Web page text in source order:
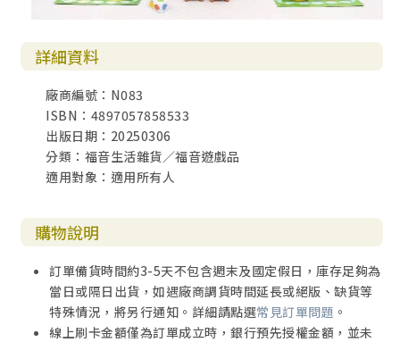
詳細資料
廠商編號：N083
ISBN：4897057858533
出版日期：20250306
分類：福音生活雜貨／福音遊戲品
適用對象：適用所有人
購物說明
訂單備貨時間約3-5天不包含週末及國定假日，庫存足夠為
當日或隔日出貨，如遇廠商調貨時間延長或絕版、缺貨等
特殊情況，將另行通知。詳細請點選常見訂單問題 。
線上刷卡金額僅為訂單成立時，銀行預先授權金額，並未